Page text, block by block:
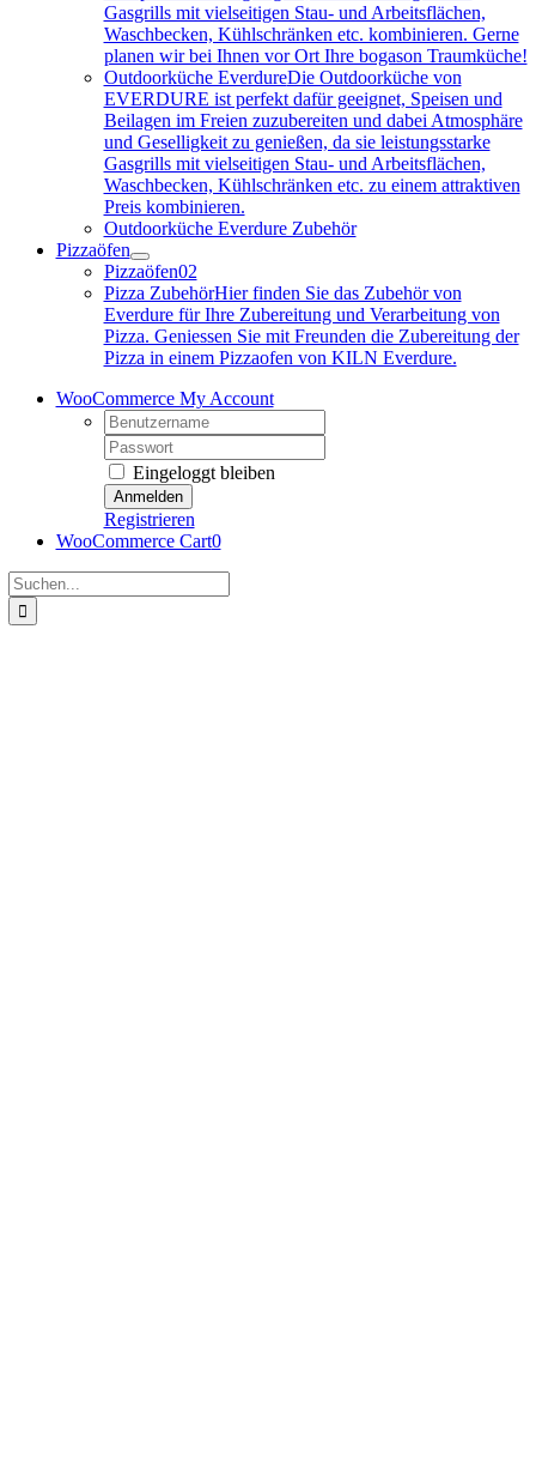
Gasgrills mit vielseitigen Stau- und Arbeitsflächen,
Waschbecken, Kühlschränken etc. kombinieren. Gerne
planen wir bei Ihnen vor Ort Ihre bogason Traumküche!
Outdoorküche EverdureDie Outdoorküche von
EVERDURE ist perfekt dafür geeignet, Speisen und
Beilagen im Freien zuzubereiten und dabei Atmosphäre
und Geselligkeit zu genießen, da sie leistungsstarke
Gasgrills mit vielseitigen Stau- und Arbeitsflächen,
Waschbecken, Kühlschränken etc. zu einem attraktiven
Preis kombinieren.
Outdoorküche Everdure Zubehör
Pizzaöfen
Pizzaöfen02
Pizza ZubehörHier finden Sie das Zubehör von
Everdure für Ihre Zubereitung und Verarbeitung von
Pizza. Geniessen Sie mit Freunden die Zubereitung der
Pizza in einem Pizzaofen von KILN Everdure.
WooCommerce My Account
Username:
Password:
Eingeloggt bleiben
Registrieren
WooCommerce Cart0
Suche
nach: